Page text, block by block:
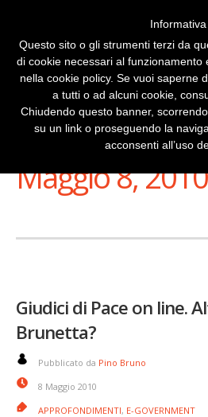
Stai Visualizzando
Maggio 8, 2010
Giudici di Pace on line.
Brunetta?
Pubblicato da Pino Bruno
8 Maggio 2010
APPROFONDIMENTI, E-GOVERNMENT
Informativa
Questo sito o gli strumenti terzi da
di cookie necessari al funzionamento
nella cookie policy. Se vuoi saperne
a tutti o ad alcuni cookie,
Chiudendo questo banner,
su un link o proseguendo la
acconsenti all’uso